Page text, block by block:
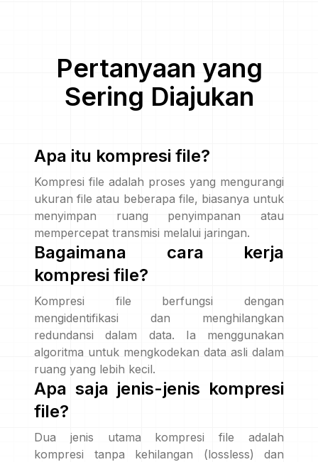
Pertanyaan yang
Sering Diajukan
Apa itu kompresi file?
Kompresi file adalah proses yang mengurangi
ukuran file atau beberapa file, biasanya untuk
menyimpan ruang penyimpanan atau
mempercepat transmisi melalui jaringan.
Bagaimana cara kerja
kompresi file?
Kompresi file berfungsi dengan
mengidentifikasi dan menghilangkan
redundansi dalam data. Ia menggunakan
algoritma untuk mengkodekan data asli dalam
ruang yang lebih kecil.
Apa saja jenis-jenis kompresi
file?
Dua jenis utama kompresi file adalah
kompresi tanpa kehilangan (lossless) dan